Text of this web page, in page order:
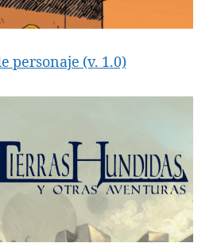
personaje (v. 1.0)